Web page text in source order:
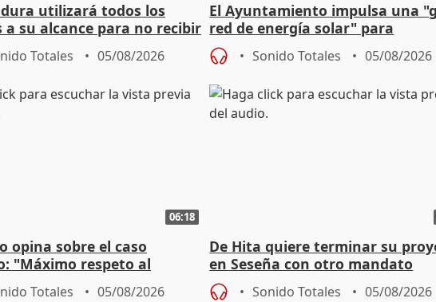
utilizará todos los
a su alcance para no recibir
migrantes
Totales 05/08/2026
El Ayuntamiento impulsa una
red de energía solar" para
autoconsumo
Sonido Totales 05/08/2026
06:18
opina sobre el caso
"Máximo respeto al
Totales 05/08/2026
De Hita quiere terminar su
en Seseña con otro mandato
Sonido Totales 05/08/2026